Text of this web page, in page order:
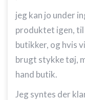
jeg kan jo under
produktet igen,
butikker, og hvis
brugt stykke tøj,
hand butik.
Jeg syntes der